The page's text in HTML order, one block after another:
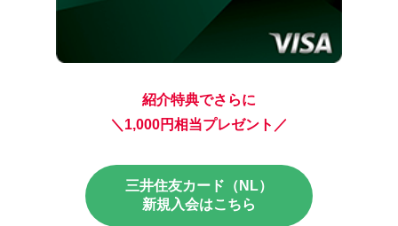
紹介特典でさらに
＼1,000円相当プレゼント／
三井住友カード（NL）
新規入会はこちら